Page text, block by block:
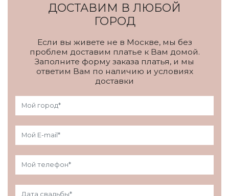
ДОСТАВИМ В ЛЮБОЙ
ГОРОД
Если вы живете не в Москве, мы без
проблем доставим платье к Вам домой.
Заполните форму заказа платья, и мы
ответим Вам по наличию и условиях
доставки